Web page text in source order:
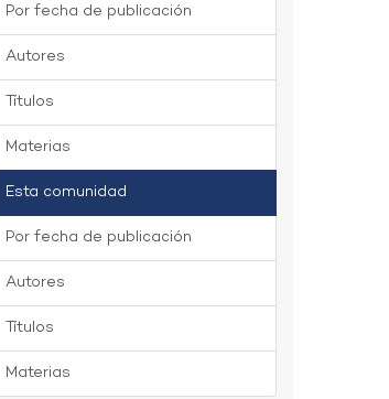
Por fecha de publicación
Autores
Títulos
Materias
Esta comunidad
Por fecha de publicación
Autores
Títulos
Materias